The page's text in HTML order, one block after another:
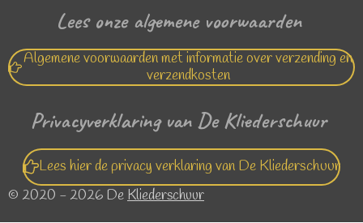
Lees onze algemene voorwaarden
Algemene voorwaarden met informatie over verzending en
verzendkosten
Privacyverklaring van De Kliederschuur
Lees hier de privacy verklaring van De Kliederschuur
© 2020 - 2026 DeKliederschuur